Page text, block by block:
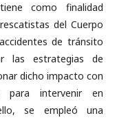
como finalidad
del Cuerpo
de tránsito
las estrategias de
dicho impacto con
para intervenir en
se empleó una